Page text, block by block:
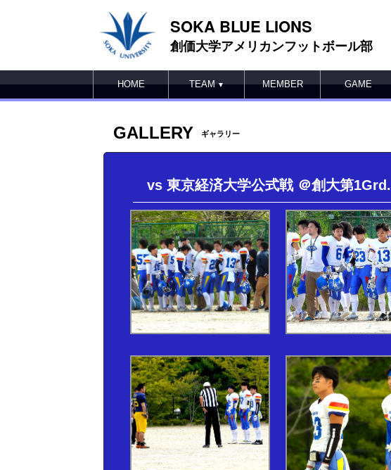
SOKA BLUE LIONS
創価大学アメリカンフットボール部
HOME TEAM▼ MEMBER GAME
GALLERY ギャラリー
vs 東京経済大学公式戦 ＠創大第1Grd.